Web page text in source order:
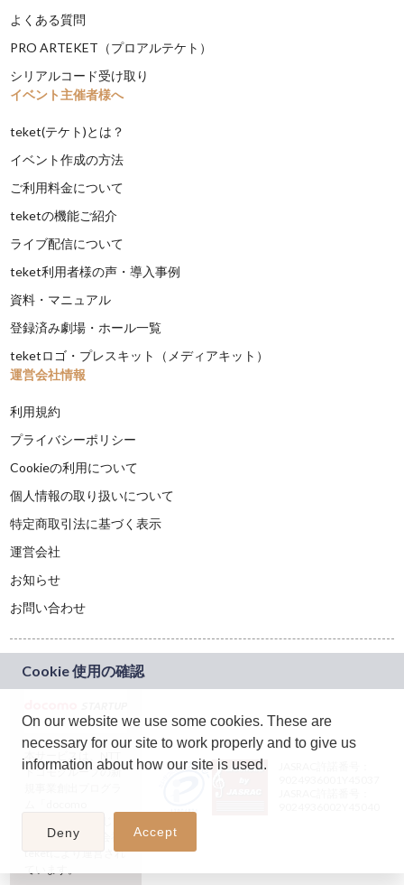
On our website we use some cookies. These are
necessary for our site to work properly and to give us
information about how our site is used.
Deny Accept
よくある質問
PRO ARTEKET（プロアルテケト）
シリアルコード受け取り
イベント主催者様へ
teket(テケト)とは？
イベント作成の方法
ご利用料金について
teketの機能ご紹介
ライブ配信について
teket利用者様の声・導入事例
資料・マニュアル
登録済み劇場・ホール一覧
teketロゴ・プレスキット（メディアキット）
運営会社情報
利用規約
プライバシーポリシー
Cookieの利用について
個人情報の取り扱いについて
特定商取引法に基づく表示
運営会社
お知らせ
お問い合わせ
ドコモグループの新
企画され、株式会社
teketにより運営され